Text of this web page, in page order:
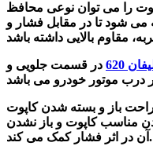
را می ‌توان نوعی محافظ
شود تا در مقابل فشار و
620
در قسمت جلویی و
باز و بسته شدن کاپوت
مناسب کاپوت و باز نشدن
آن در اثر فشار کمک می کند.